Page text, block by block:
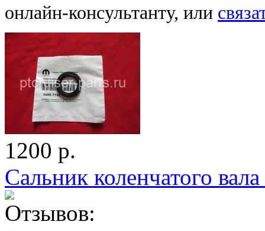
онлайн-консультанту, или
1200 р.
Сальник коленчатого